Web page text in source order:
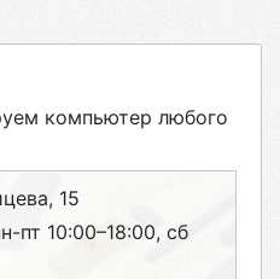
компьютер любого
15
пт 10:00–18:00, сб